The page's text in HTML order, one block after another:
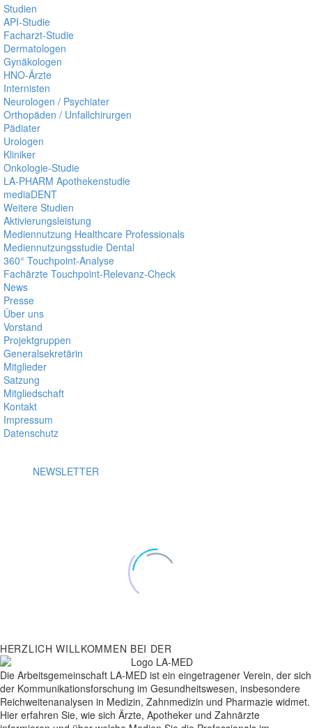
Studien
API-Studie
Facharzt-Studie
Dermatologen
Gynäkologen
HNO-Ärzte
Internisten
Neurologen / Psychiater
Orthopäden / Unfallchirurgen
Pädiater
Urologen
Kliniker
Onkologie-Studie
LA-PHARM Apothekenstudie
mediaDENT
Weitere Studien
Aktivierungsleistung
Mediennutzung Healthcare Professionals
Mediennutzungsstudie Dental
360° Touchpoint-Analyse
Fachärzte Touchpoint-Relevanz-Check
News
Presse
Über uns
Vorstand
Projektgruppen
Generalsekretärin
Mitglieder
Satzung
Mitgliedschaft
Kontakt
Impressum
Datenschutz
NEWSLETTER
HERZLICH WILLKOMMEN BEI DER
Die Arbeitsgemeinschaft LA-MED ist ein eingetragener Verein, der sich
der Kommunikationsforschung im Gesundheitswesen, insbesondere
Reichweitenanalysen in Medizin, Zahnmedizin und Pharmazie widmet.
Hier erfahren Sie, wie sich Ärzte, Apotheker und Zahnärzte